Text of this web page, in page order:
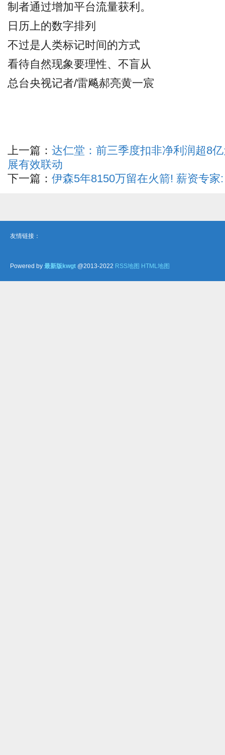
制者通过增加平台流量获利。
日历上的数字排列
不过是人类标记时间的方式
看待自然现象要理性、不盲从
总台央视记者/雷飚郝亮黄一宸
上一篇： 达仁堂：前三季度扣非净利润超8
展有效联动
下一篇： 伊森5年8150万留在火箭! 薪资专家
友情链接：
Powered by 最新版kwgt @2013-2022 RSS地图 HTML地图